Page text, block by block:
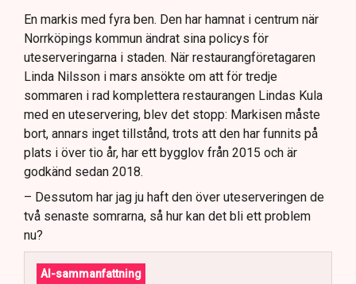
En markis med fyra ben. Den har hamnat i centrum när
Norrköpings kommun ändrat sina policys för
uteserveringarna i staden. När restaurangföretagaren
Linda Nilsson i mars ansökte om att för tredje
sommaren i rad komplettera restaurangen Lindas Kula
med en uteservering, blev det stopp: Markisen måste
bort, annars inget tillstånd, trots att den har funnits på
plats i över tio år, har ett bygglov från 2015 och är
godkänd sedan 2018.
– Dessutom har jag ju haft den över uteserveringen de
två senaste somrarna, så hur kan det bli ett problem
nu?
AI-sammanfattning